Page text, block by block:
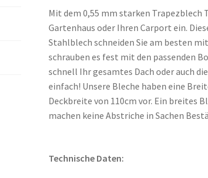
Mit dem 0,55 mm starken Trapezblech
Gartenhaus oder Ihren Carport ein.
Stahlblech schneiden Sie am besten
schrauben es fest mit den passenden
schnell Ihr gesamtes Dach oder auch
einfach! Unsere Bleche haben eine
Deckbreite von 110cm vor. Ein breites
machen keine Abstriche in Sachen
Technische Daten: